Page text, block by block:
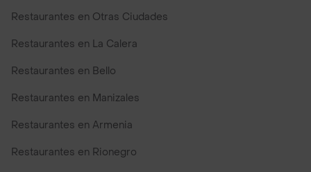
Restaurantes en Otras Ciudades
Restaurantes en La Calera
Restaurantes en Bello
Restaurantes en Manizales
Restaurantes en Armenia
Restaurantes en Rionegro